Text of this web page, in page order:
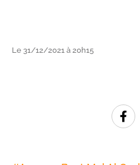
Le 31/12/2021 à 20h15